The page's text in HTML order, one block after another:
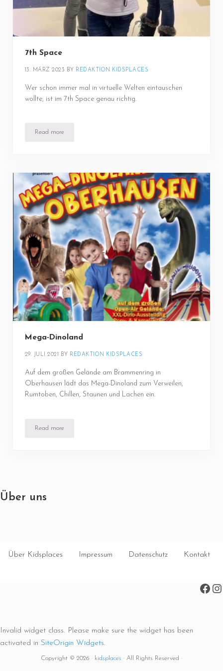
7th Space
13. MÄRZ 2023 BY REDAKTION KIDSPLACES
Wer schon immer mal in virtuelle Welten eintauschen
wollte, ist im 7th Space genau richtig.
Read more
7th Space
Mega-Dinoland
29. JULI 2021 BY REDAKTION KIDSPLACES
Auf dem großen Gelände am Brammenring in
Oberhausen lädt das Mega-Dinoland zum Verweilen,
Rumtoben, Chillen, Staunen und Lachen ein.
Read moreMega-Dinoland
Über uns
Über Kidsplaces Impressum Datenschutz Kontakt
Invalid widget class. Please make sure the widget has been
activated in SiteOrigin Widgets.
Copyright © 2026 · kidsplaces · All Rights Reserved ·